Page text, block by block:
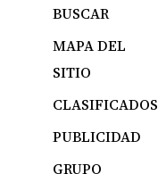
BUSCAR
MAPA DEL
SITIO
CLASIFICADOS
PUBLICIDAD
GRUPO